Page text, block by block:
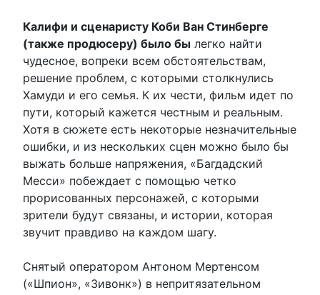
Калифи и сценаристу Коби Ван Стинберге
(также продюсеру) было бы легко найти
чудесное, вопреки всем обстоятельствам,
решение проблем, с которыми столкнулись
Хамуди и его семья. К их чести, фильм идет по
пути, который кажется честным и реальным.
Хотя в сюжете есть некоторые незначительные
ошибки, и из нескольких сцен можно было бы
выжать больше напряжения, «Багдадский
Месси» побеждает с помощью четко
прорисованных персонажей, с которыми
зрители будут связаны, и истории, которая
звучит правдиво на каждом шагу.
Снятый оператором Антоном Мертенсом
(«Шпион», «Зивонк») в непритязательном